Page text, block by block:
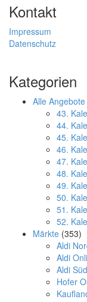
Kontakt
Impressum
Datenschutz
Kategorien
Alle
43.
44.
45.
46.
47.
48.
49.
50.
51.
52.
Märkte (353)
Aldi
Aldi
Aldi Süd
Hofer